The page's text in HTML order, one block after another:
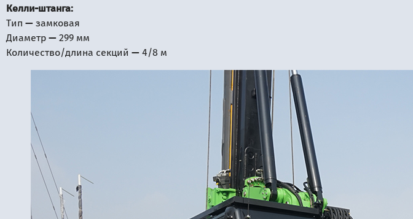
Келли-штанга:
Тип — замковая
Диаметр — 299 мм
Количество/длина секций — 4/8 м